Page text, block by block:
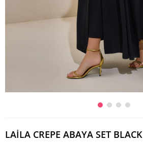
LAİLA CREPE ABAYA SET BLACK